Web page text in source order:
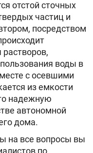
отстой сточных
частиц и
посредством
воды в
с осевшими
из емкости
надежную
автономной
дома.
на все вопросы вы
по